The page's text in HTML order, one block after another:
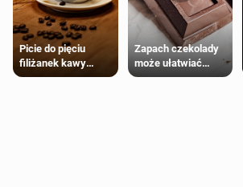
Picie do pięciu
filiżanek kawy
dziennie jest
Zapach czekolady
może ułatwiać
trening siłowy